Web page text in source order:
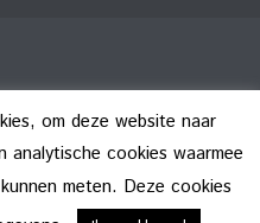
Reserved © 2026
om deze website naar
cookies waarmee
meten. Deze cookies